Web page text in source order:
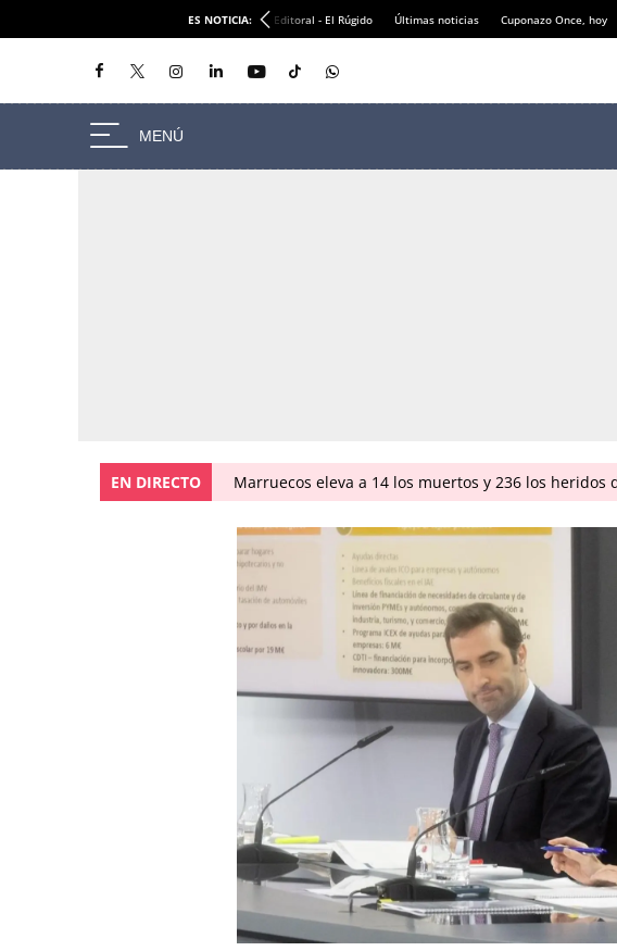
ES NOTICIA: Editoral - El Rúgido Últimas noticias Cuponazo Once, hoy
EN DIRECTO Marruecos eleva a 14 los muertos y 236 los